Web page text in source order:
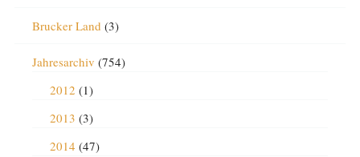
Brucker Land (3)
Jahresarchiv (754)
2012 (1)
2013 (3)
2014 (47)